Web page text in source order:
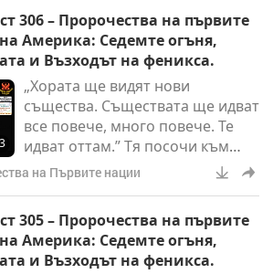
силно в Обръча на Новата
нация хора.”
306 – Пророчества на първите
Америка: Седемте огъня,
и Възходът на феникса.
„Хората ще видят нови
същества. Съществата ще идват
все повече, много повече. Те
идват оттам.” Тя посочи към
небето.
на Първите нации
305 – Пророчества на първите
Америка: Седемте огъня,
и Възходът на феникса.